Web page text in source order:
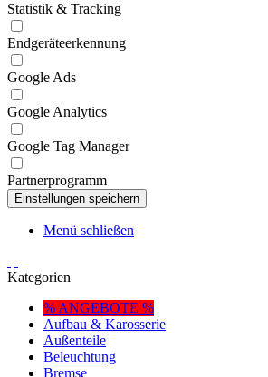
Statistik & Tracking
Endgeräteerkennung
Google Ads
Google Analytics
Google Tag Manager
Partnerprogramm
Menü schließen
Kategorien
% ANGEBOTE %
Aufbau & Karosserie
Außenteile
Beleuchtung
Bremse